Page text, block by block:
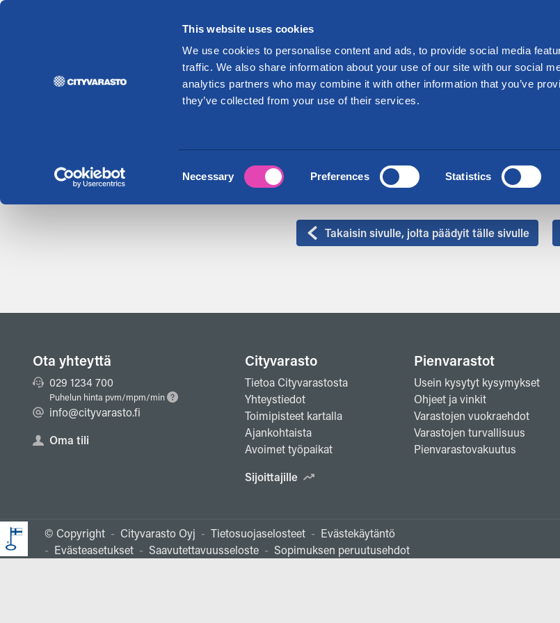
This website uses cookies
We use cookies to personalise content and ads, to provide social media
traffic. We also share information about your use of our site with our social
analytics partners who may combine it with other information that you’ve
they’ve collected from your use of their services.
Necessary Preferences Statistics
Oops! Virhe sivulla
Takaisin sivulle, jolta päädyit tälle sivulle
Ota yhteyttä
029 1234 700
Puhelun hinta pvm/mpm/min
info@cityvarasto.fi
Oma tili
Cityvarasto
Tietoa Cityvarastosta
Yhteystiedot
Toimipisteet kartalla
Ajankohtaista
Avoimet työpaikat
Sijoittajille
Pienvarastot
Usein kysytyt kysymykset
Ohjeet ja vinkit
Varastojen vuokraehdot
Varastojen turvallisuus
Pienvarastovakuutus
© Copyright - Cityvarasto Oyj - Tietosuojaselosteet - Evästekäytäntö
- Evästeasetukset - Saavutettavuusseloste - Sopimuksen peruutusehdot